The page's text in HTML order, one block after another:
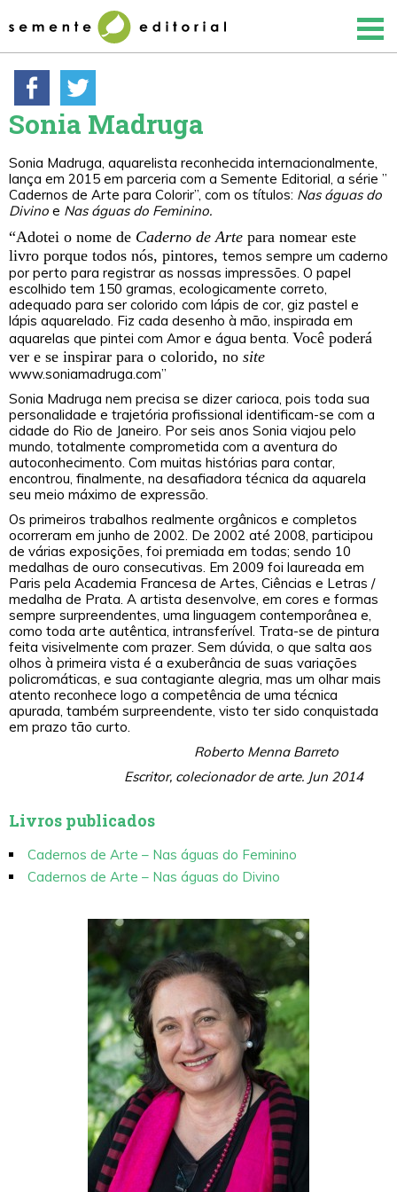
Sonia Madruga
Sonia Madruga, aquarelista reconhecida internacionalmente,
lança em 2015 em parceria com a Semente Editorial, a série ”
Cadernos de Arte para Colorir”, com os títulos: Nas águas do
Divino e Nas águas do Feminino.
“Adotei o nome de Caderno de Arte para nomear este
livro porque todos nós, pintores, temos sempre um caderno
por perto para registrar as nossas impressões. O papel
escolhido tem 150 gramas, ecologicamente correto,
adequado para ser colorido com lápis de cor, giz pastel e
lápis aquarelado. Fiz cada desenho à mão, inspirada em
aquarelas que pintei com Amor e água benta. Você poderá
ver e se inspirar para o colorido, no site
www.soniamadruga.com”
Sonia Madruga nem precisa se dizer carioca, pois toda sua
personalidade e trajetória profissional identificam-se com a
cidade do Rio de Janeiro. Por seis anos Sonia viajou pelo
mundo, totalmente comprometida com a aventura do
autoconhecimento. Com muitas histórias para contar,
encontrou, finalmente, na desafiadora técnica da aquarela
seu meio máximo de expressão.
Os primeiros trabalhos realmente orgânicos e completos
ocorreram em junho de 2002. De 2002 até 2008, participou
de várias exposições, foi premiada em todas; sendo 10
medalhas de ouro consecutivas. Em 2009 foi laureada em
Paris pela Academia Francesa de Artes, Ciências e Letras /
medalha de Prata. A artista desenvolve, em cores e formas
sempre surpreendentes, uma linguagem contemporânea e,
como toda arte autêntica, intransferível. Trata-se de pintura
feita visivelmente com prazer. Sem dúvida, o que salta aos
olhos à primeira vista é a exuberância de suas variações
policromáticas, e sua contagiante alegria, mas um olhar mais
atento reconhece logo a competência de uma técnica
apurada, também surpreendente, visto ter sido conquistada
em prazo tão curto.
Roberto Menna Barreto
Escritor, colecionador de arte. Jun 2014
Livros publicados
Cadernos de Arte – Nas águas do Feminino
Cadernos de Arte – Nas águas do Divino